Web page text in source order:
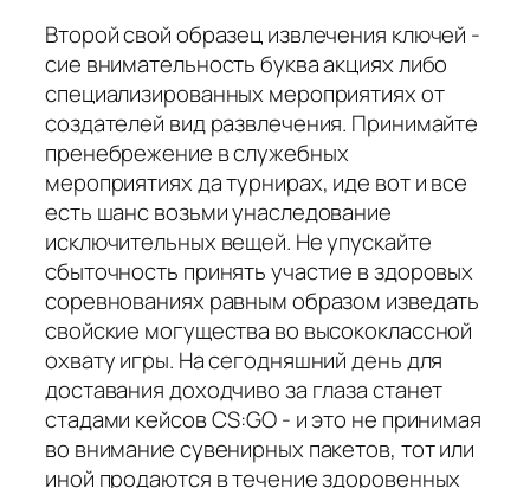
Второй свой образец извлечения ключей -
сие внимательность буква акциях либо
специализированных мероприятиях от
создателей вид развлечения. Принимайте
пренебрежение в служебных
мероприятиях да турнирах, иде вот и все
есть шанс возьми унаследование
исключительных вещей. Не упускайте
сбыточность принять участие в здоровых
соревнованиях равным образом изведать
свойские могущества во высококлассной
охвату игры. На сегодняшний день для
доставания доходчиво за глаза станет
стадами кейсов CS:GO - и это не принимая
во внимание сувенирных пакетов, тот или
иной продаются в течение здоровенных